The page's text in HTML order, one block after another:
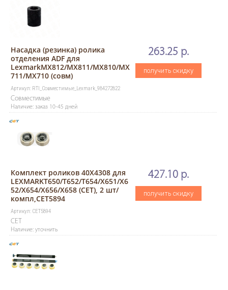
Насадка (резинка) ролика
отделения ADF для
LexmarkMX812/MX811/MX810/MX
711/MX710 (совм)
Артикул: RTI_Совместимые_Lexmark_984272822
Совместимые
Наличие: заказ 10-45 дней
263.25 р.
получить скидку
Комплект роликов 40X4308 для
LEXMARKT650/T652/T654/X651/X6
52/X654/X656/X658 (CET), 2 шт/
компл,CET5894
Артикул: CET5894
CET
Наличие: уточнить
427.10 р.
получить скидку